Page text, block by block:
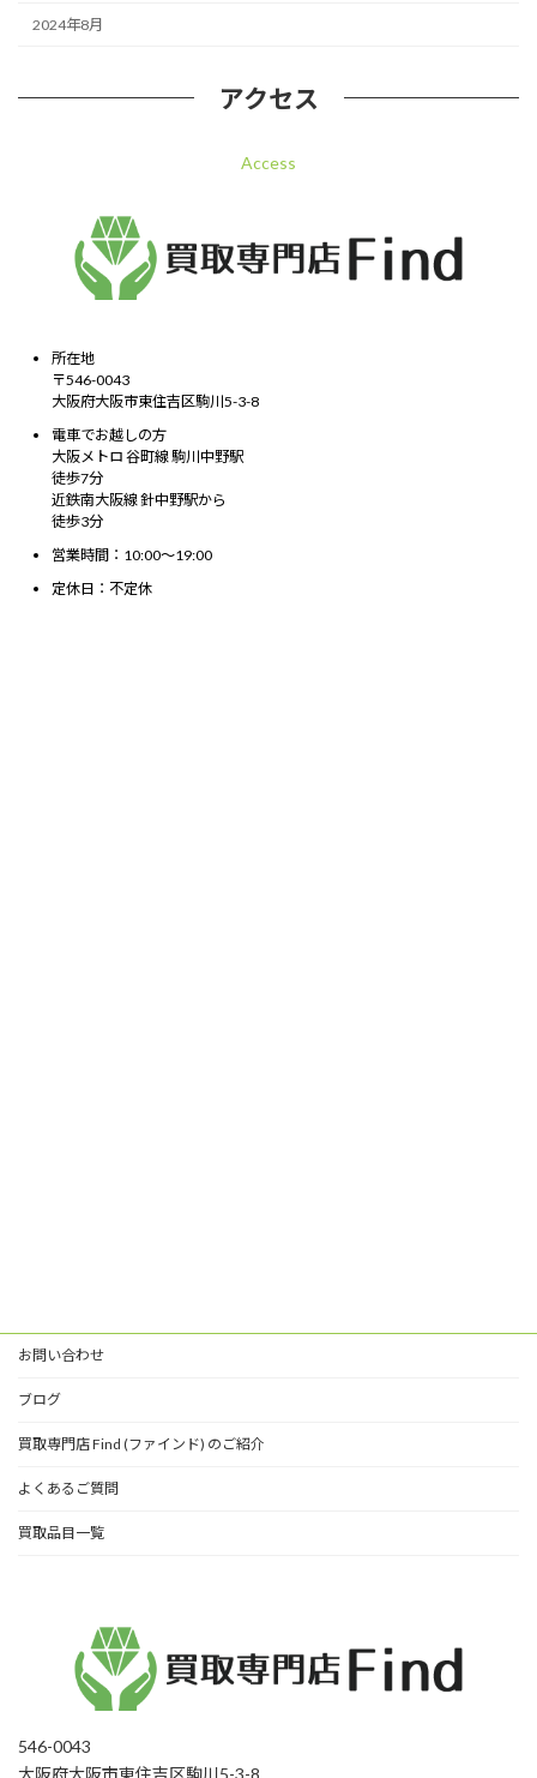
2024年8月
アクセス
Access
所在地
〒546-0043
大阪府大阪市東住吉区駒川5-3-8
電車でお越しの方
大阪メトロ 谷町線 駒川中野駅
徒歩7分
近鉄南大阪線 針中野駅から
徒歩3分
営業時間：10:00～19:00
定休日：不定休
お問い合わせ
ブログ
買取専門店 Find (ファインド) のご紹介
よくあるご質問
買取品目一覧
546-0043